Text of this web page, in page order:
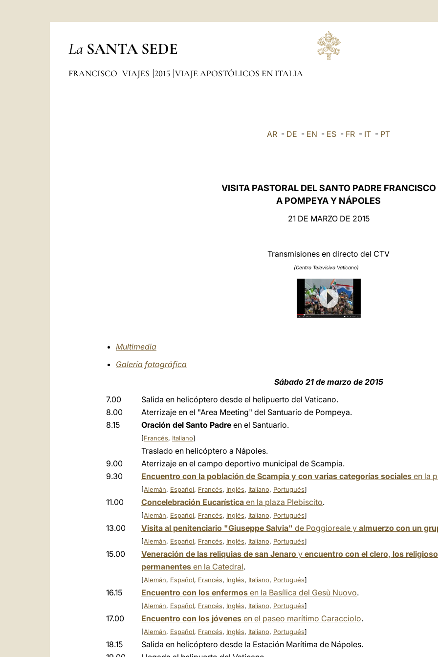
La SANTA SEDE
FRANCISCO VIAJES 2015 VIAJE APOSTÓLICOS EN ITALIA
AR - DE - EN - ES - FR - IT - PT
VISITA PASTORAL DEL SANTO PADRE FRANCISCO
A POMPEYA Y NÁPOLES
21 DE MARZO DE 2015
Transmisiones en directo del CTV
(Centro Televisivo Vaticano)
Multimedia
Galería fotográfica
Sábado 21 de marzo de 2015
7.00
Salida en helicóptero desde el helipuerto del Vaticano.
8.00
Aterrizaje en el "Area Meeting" del Santuario de Pompeya.
8.15
Oración del Santo Padre en el Santuario.
[Francés, Italiano]
Traslado en helicóptero a Nápoles.
9.00
Aterrizaje en el campo deportivo municipal de Scampia.
9.30
Encuentro con la población de Scampia y con varias categorías sociales en la
[Alemán, Español, Francés, Inglés, Italiano, Portugués]
11.00 Concelebración Eucarística en la plaza Plebiscito.
[Alemán, Español, Francés, Inglés, Italiano, Portugués]
13.00 Visita al penitenciario "Giuseppe Salvia" de Poggioreale y almuerzo con un
[Alemán, Español, Francés, Inglés, Italiano, Portugués]
15.00 Veneración de las reliquias de san Jenaro y encuentro con el clero, los
permanentes en la Catedral.
[Alemán, Español, Francés, Inglés, Italiano, Portugués]
16.15 Encuentro con los enfermos en la Basílica del Gesù Nuovo.
[Alemán, Español, Francés, Inglés, Italiano, Portugués]
17.00 Encuentro con los jóvenes en el paseo marítimo Caracciolo.
[Alemán, Español, Francés, Inglés, Italiano, Portugués]
18.15
Salida en helicóptero desde la Estación Marítima de Nápoles.